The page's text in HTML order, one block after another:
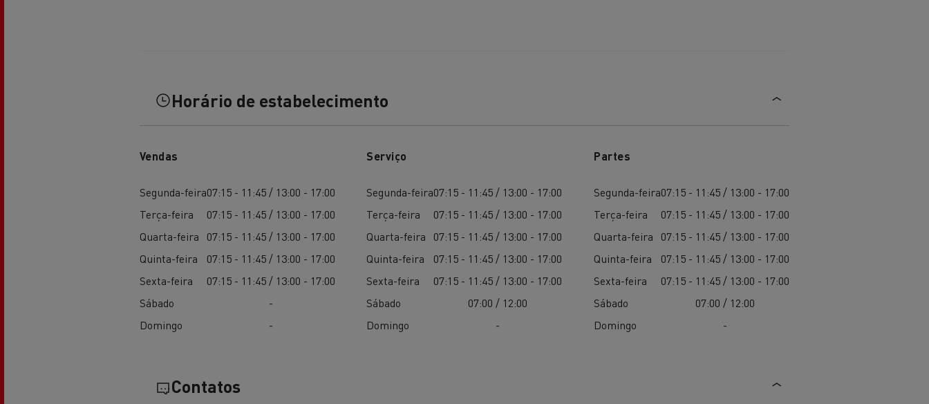
Horário de estabelecimento
Vendas
Segunda-feira07:15 - 11:45 / 13:00 - 17:00
Terça-feira
07:15 - 11:45 / 13:00 - 17:00
Quarta-feira
07:15 - 11:45 / 13:00 - 17:00
Quinta-feira
07:15 - 11:45 / 13:00 - 17:00
Sexta-feira
07:15 - 11:45 / 13:00 - 17:00
Sábado
-
Domingo
-
Serviço
Segunda-feira07:15 - 11:45 / 13:00 - 17:00
Terça-feira
07:15 - 11:45 / 13:00 - 17:00
Quarta-feira
07:15 - 11:45 / 13:00 - 17:00
Quinta-feira
07:15 - 11:45 / 13:00 - 17:00
Sexta-feira
07:15 - 11:45 / 13:00 - 17:00
Sábado
07:00 / 12:00
Domingo
-
Partes
Segunda-feira07:15 - 11:45 / 13:00 - 17:00
Terça-feira
07:15 - 11:45 / 13:00 - 17:00
Quarta-feira
07:15 - 11:45 / 13:00 - 17:00
Quinta-feira
07:15 - 11:45 / 13:00 - 17:00
Sexta-feira
07:15 - 11:45 / 13:00 - 17:00
Sábado
07:00 / 12:00
Domingo
-
Contatos